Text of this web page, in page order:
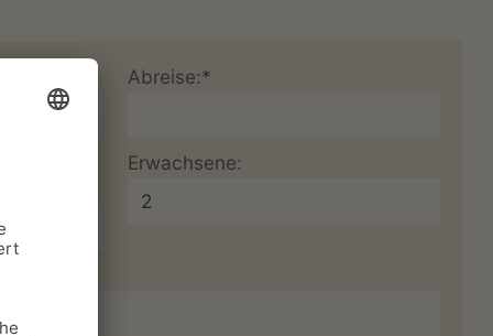
Abreise:*
Erwachsene: